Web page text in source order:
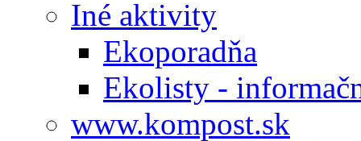
Iné aktivity
Ekoporadňa
Ekolisty -
www.kompost.sk